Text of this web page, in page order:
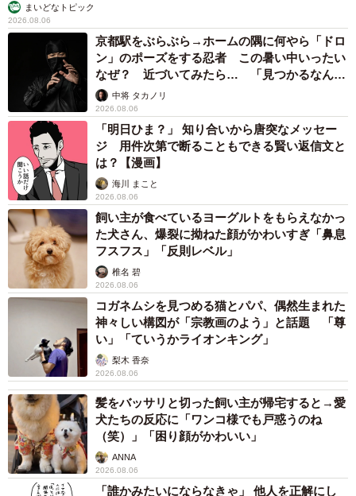
まいどなトピック
2026.08.06
京都駅をぶらぶら→ホームの隅に何やら「ドロ
ン」のポーズをする忍者 この暑い中いったい
なぜ？ 近づいてみたら… 「見つかるなんて
未熟」中将 タカノリ
2026.08.06
「明日ひま？」 知り合いから唐突なメッセー
ジ 用件次第で断ることもできる賢い返信文と
は？【漫画】
海川 まこと
2026.08.06
飼い主が食べているヨーグルトをもらえなかっ
た犬さん、爆裂に拗ねた顔がかわいすぎ「鼻息
フスフス」「反則レベル」
椎名 碧
2026.08.06
コガネムシを見つめる猫とパパ、偶然生まれた
神々しい構図が「宗教画のよう」と話題 「尊
い」「ていうかライオンキング」
梨木 香奈
2026.08.06
髪をバッサリと切った飼い主が帰宅すると→愛
犬たちの反応に「ワンコ様でも戸惑うのね
（笑）」「困り顔がかわいい」
ANNA
2026.08.06
「誰かみたいにならなきゃ」 他人を正解にし